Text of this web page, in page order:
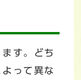
す。どち
って異な